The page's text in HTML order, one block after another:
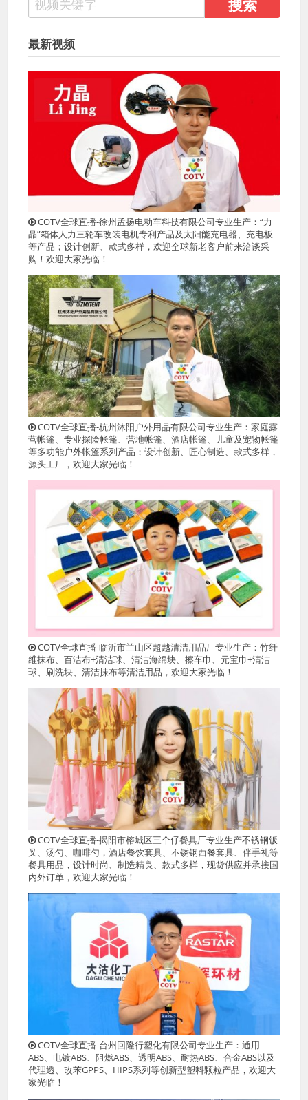
最新视频
COTV全球直播-徐州孟扬电动车科技有限公司专业生产：“力
晶”箱体人力三轮车改装电机专利产品及太阳能充电器、充电板
等产品；设计创新、款式多样，欢迎全球新老客户前来洽谈采
购！欢迎大家光临！
COTV全球直播-杭州沐阳户外用品有限公司专业生产：家庭露
营帐篷、专业探险帐篷、营地帐篷、酒店帐篷、儿童及宠物帐篷
等多功能户外帐篷系列产品；设计创新、匠心制造、款式多样，
源头工厂，欢迎大家光临！
COTV全球直播-临沂市兰山区超越清洁用品厂专业生产：竹纤
维抹布、百洁布+清洁球、清洁海绵块、擦车巾、元宝巾+清洁
球、刷洗块、清洁抺布等清洁用品，欢迎大家光临！
COTV全球直播-揭阳市榕城区三个仔餐具厂专业生产不锈钢饭
叉、汤勺、咖啡勺，酒店餐饮套具、不锈钢西餐套具、伴手礼等
餐具用品，设计时尚、制造精良、款式多样，现货供应并承接国
内外订单，欢迎大家光临！
COTV全球直播-台州回隆行塑化有限公司专业生产：通用
ABS、电镀ABS、阻燃ABS、透明ABS、耐热ABS、合金ABS以及
代理透、改苯GPPS、HIPS系列等创新型塑料颗粒产品，欢迎大
家光临！